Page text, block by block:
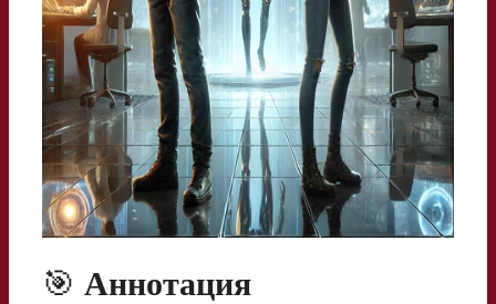
🎯 Аннотация